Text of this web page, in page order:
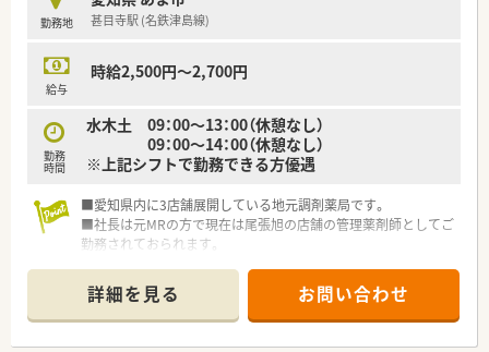
勤務地 甚目寺駅 (名鉄津島線)
給与
時給2,500円～2,700円
勤務
時間
水木土 09：00～13：00（休憩なし）
09：00～14：00（休憩なし）
※上記シフトで勤務できる方優遇
■愛知県内に3店舗展開している地元調剤薬局です。
■社長は元MRの方で現在は尾張旭の店舗の管理薬剤師としてご
勤務されておられます。
■平日2500円、土曜日は2700円と高時給のため効率よくご勤務
頂けます。
詳細を見る お問い合わせ